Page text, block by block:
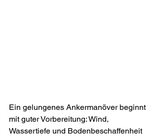
Ein gelungenes Ankermanöver beginnt
mit guter Vorbereitung: Wind,
Wassertiefe und Bodenbeschaffenheit